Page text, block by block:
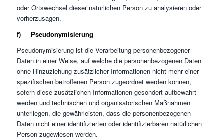
oder Ortswechsel dieser natürlichen Person zu analysieren oder
vorherzusagen.
f) Pseudonymisierung
Pseudonymisierung ist die Verarbeitung personenbezogener
Daten in einer Weise, auf welche die personenbezogenen Daten
ohne Hinzuziehung zusätzlicher Informationen nicht mehr einer
spezifischen betroffenen Person zugeordnet werden können,
sofern diese zusätzlichen Informationen gesondert aufbewahrt
werden und technischen und organisatorischen Maßnahmen
unterliegen, die gewährleisten, dass die personenbezogenen
Daten nicht einer identifizierten oder identifizierbaren natürlichen
Person zugewiesen werden.